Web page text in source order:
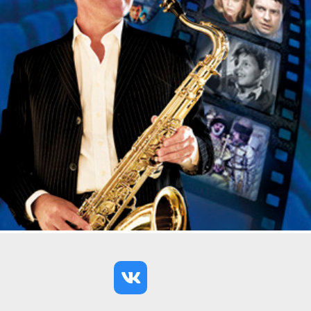
концерт для органа «Полифоническая тетрадь»
был создан в 1987 году. Здесь композитор точно
следует канонам барочного концерта, которые
удивительно органично сочетаются с
современным языком высказывания. Это дань
классической органной традиции, пронизанная
аурой XX столетия.
Безусловный шедевр Пассакалия фа-диез минор
Христофора Кушнарёва — его экзаменационная
работа по полифонии во время обучения в
Ленинградской консерватории. Великий русский
органист и педагог Исайя Браудо — первый
исполнитель этого гениального сочинения.
Вечер завершится финалом из Третьей органной
композитора и педагога Луи Вьерна. Визитной
карточкой и вершиной его творчества стали
органные симфонии. Каждая из шести симфоний